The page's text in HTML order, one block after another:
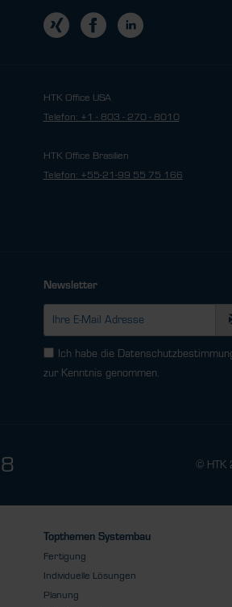
HTK Office USA
Telefon: +1 - 803 - 270 - 8010
HTK Office Brasilien
Telefon: +55-21-99 55 75 166
Newsletter
Ich habe die
zur Kenntnis genommen.
© HTK
Topthemen Systembau
Fertigung
Individuelle Lösungen
Planung